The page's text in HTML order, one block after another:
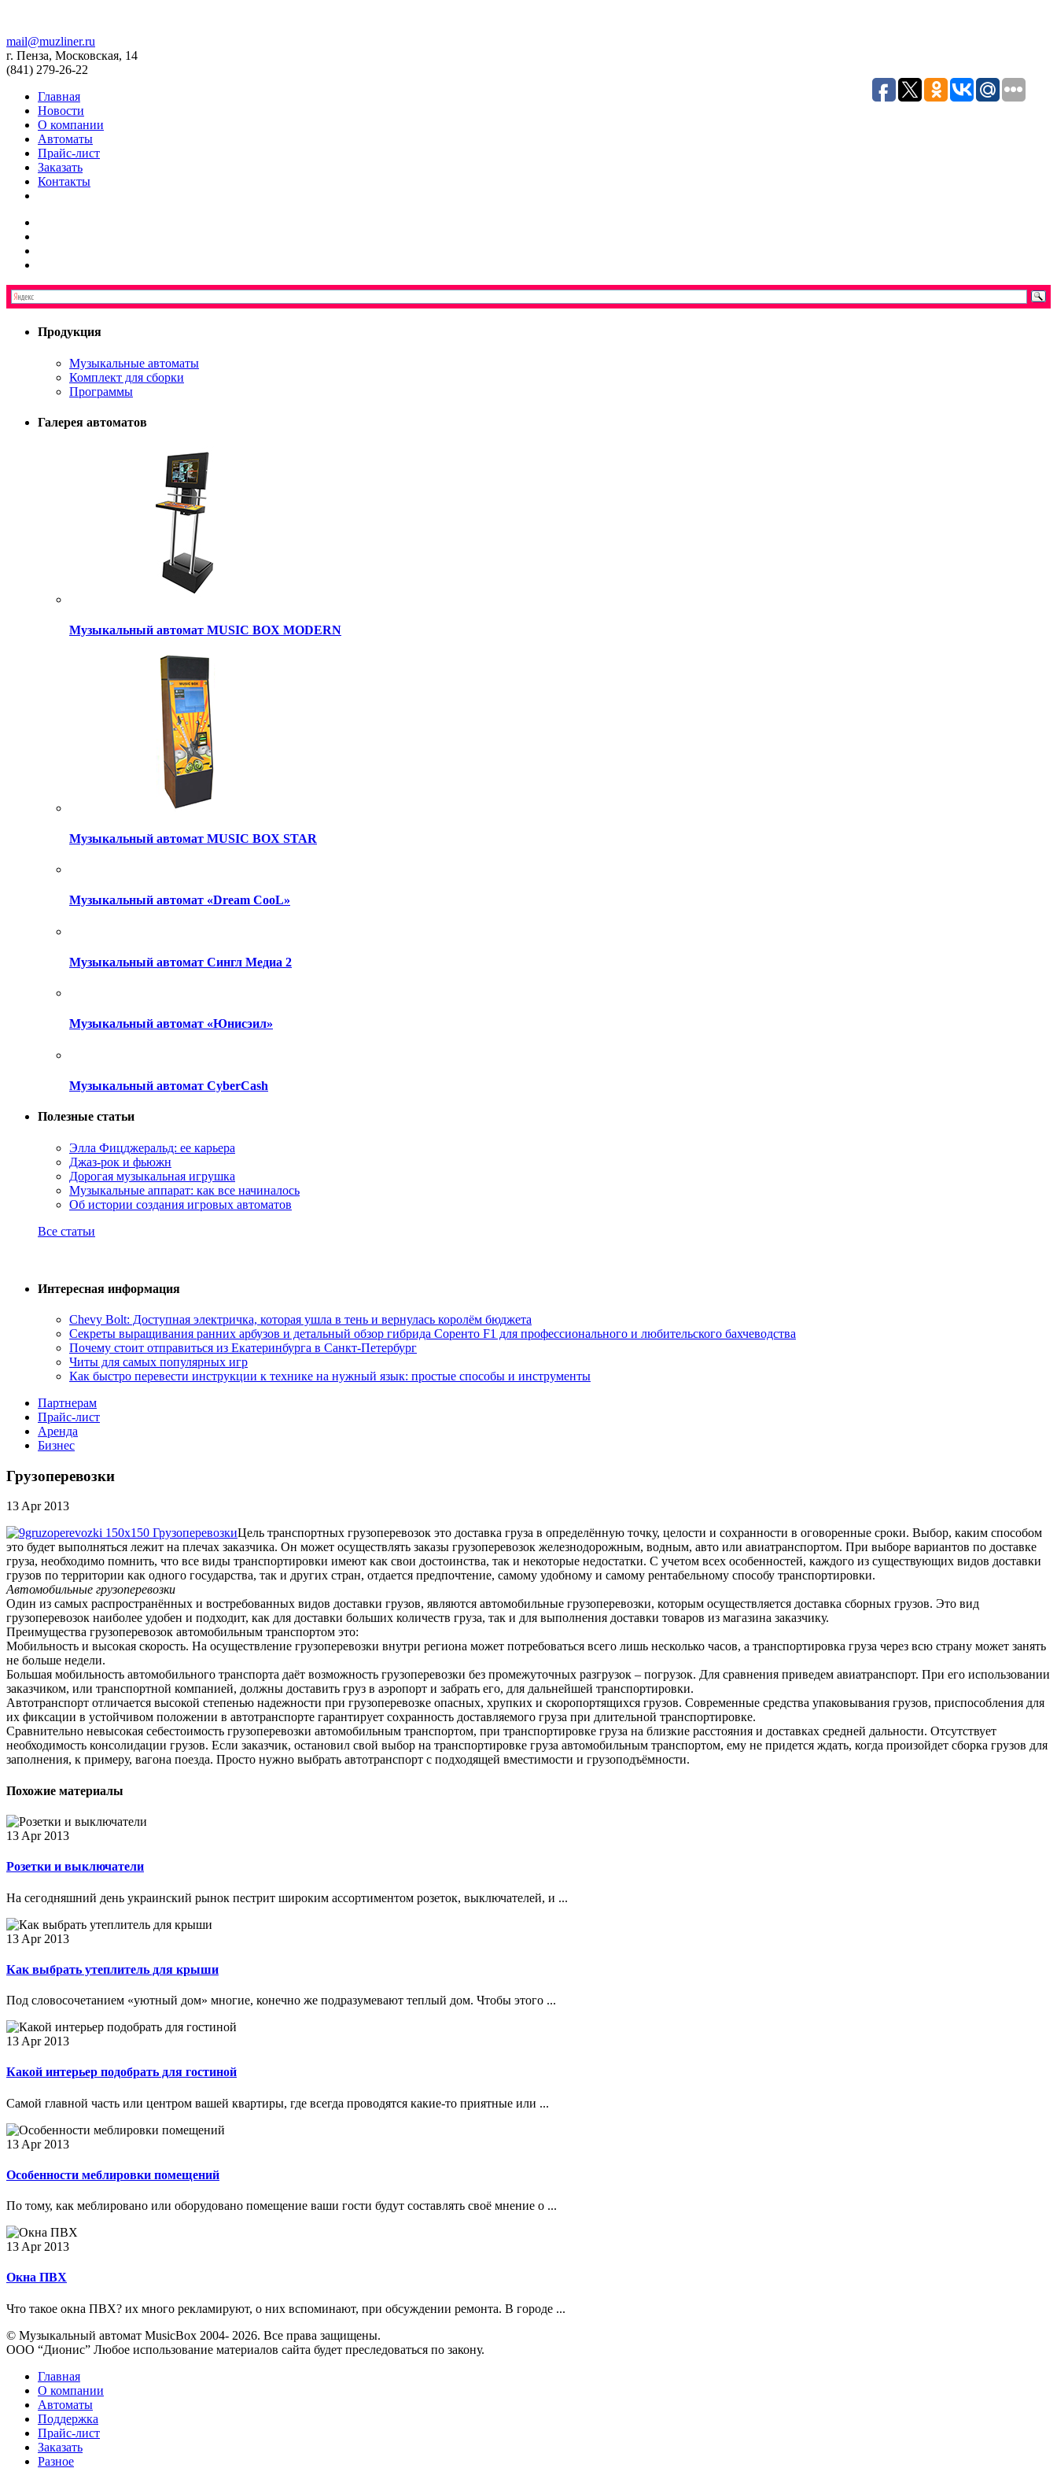
mail@muzliner.ru
г. Пенза, Московская, 14
(841) 279-26-22
Главная
Новости
О компании
Автоматы
Прайс-лист
Заказать
Контакты
Продукция
Музыкальные автоматы
Комплект для сборки
Программы
Галерея автоматов
Музыкальный автомат MUSIC BOX MODERN
Музыкальный автомат MUSIC BOX STAR
Музыкальный автомат «Dream CooL»
Музыкальный автомат Сингл Медиа 2
Музыкальный автомат «Юнисэил»
Музыкальный автомат CyberCash
Полезные статьи
Элла Фицджеральд: ее карьера
Джаз-рок и фьюжн
Дорогая музыкальная игрушка
Музыкальные аппарат: как все начиналось
Об истории создания игровых автоматов
Все статьи
Интересная информация
Chevy Bolt: Доступная электричка, которая ушла в тень и вернулась королём бюджета
Секреты выращивания ранних арбузов и детальный обзор гибрида Соренто F1 для профессионального и любительского бахчеводства
Почему стоит отправиться из Екатеринбурга в Санкт-Петербург
Читы для самых популярных игр
Как быстро перевести инструкции к технике на нужный язык: простые способы и инструменты
Партнерам
Прайс-лист
Аренда
Бизнес
Грузоперевозки
13 Apr 2013
Цель транспортных грузоперевозок это доставка груза в определённую точку, целости и сохранности в оговоренные сроки. Выбор, каким способом
это будет выполняться лежит на плечах заказчика. Он может осуществлять заказы грузоперевозок железнодорожным, водным, авто или авиатранспортом. При выборе вариантов по доставке
груза, необходимо помнить, что все виды транспортировки имеют как свои достоинства, так и некоторые недостатки. С учетом всех особенностей, каждого из существующих видов доставки
грузов по территории как одного государства, так и других стран, отдается предпочтение, самому удобному и самому рентабельному способу транспортировки.
Автомобильные грузоперевозки
Один из самых распространённых и востребованных видов доставки грузов, являются автомобильные грузоперевозки, которым осуществляется доставка сборных грузов. Это вид
грузоперевозок наиболее удобен и подходит, как для доставки больших количеств груза, так и для выполнения доставки товаров из магазина заказчику.
Преимущества грузоперевозок автомобильным транспортом это:
Мобильность и высокая скорость. На осуществление грузоперевозки внутри региона может потребоваться всего лишь несколько часов, а транспортировка груза через всю страну может занять
не больше недели.
Большая мобильность автомобильного транспорта даёт возможность грузоперевозки без промежуточных разгрузок – погрузок. Для сравнения приведем авиатранспорт. При его использовании
заказчиком, или транспортной компанией, должны доставить груз в аэропорт и забрать его, для дальнейшей транспортировки.
Автотранспорт отличается высокой степенью надежности при грузоперевозке опасных, хрупких и скоропортящихся грузов. Современные средства упаковывания грузов, приспособления для
их фиксации в устойчивом положении в автотранспорте гарантирует сохранность доставляемого груза при длительной транспортировке.
Сравнительно невысокая себестоимость грузоперевозки автомобильным транспортом, при транспортировке груза на близкие расстояния и доставках средней дальности. Отсутствует
необходимость консолидации грузов. Если заказчик, остановил свой выбор на транспортировке груза автомобильным транспортом, ему не придется ждать, когда произойдет сборка грузов для
заполнения, к примеру, вагона поезда. Просто нужно выбрать автотранспорт с подходящей вместимости и грузоподъёмности.
Похожие материалы
13 Apr 2013
Розетки и выключатели
На сегодняшний день украинский рынок пестрит широким ассортиментом розеток, выключателей, и ...
13 Apr 2013
Как выбрать утеплитель для крыши
Под словосочетанием «уютный дом» многие, конечно же подразумевают теплый дом. Чтобы этого ...
13 Apr 2013
Какой интерьер подобрать для гостиной
Самой главной часть или центром вашей квартиры, где всегда проводятся какие-то приятные или ...
13 Apr 2013
Особенности меблировки помещений
По тому, как меблировано или оборудовано помещение ваши гости будут составлять своё мнение о ...
13 Apr 2013
Окна ПВХ
Что такое окна ПВХ? их много рекламируют, о них вспоминают, при обсуждении ремонта. В городе ...
© Музыкальный автомат MusicBox 2004- 2026. Все права защищены.
ООО “Дионис” Любое использование материалов сайта будет преследоваться по закону.
Главная
О компании
Автоматы
Поддержка
Прайс-лист
Заказать
Разное